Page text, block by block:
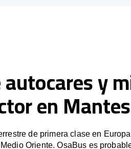
y
en
de primera clase en
Oriente. OsaBus es